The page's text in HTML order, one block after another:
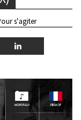
s'agiter